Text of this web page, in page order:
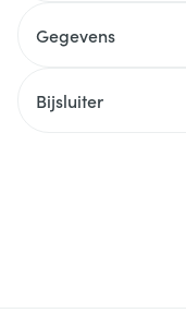
Gegevens
Bijsluiter